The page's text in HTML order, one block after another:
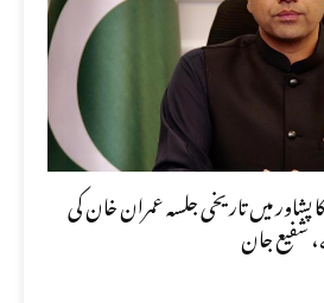
میں تاریخی جلسہ عمران خان کی
شفیع جان